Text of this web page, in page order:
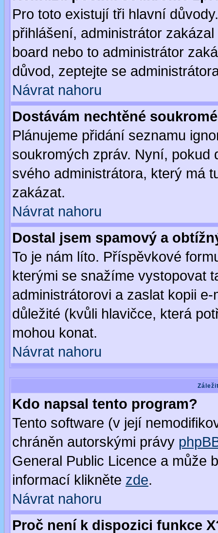
Pro toto existují tři hlavní
přihlášení, administrátor
board nebo to administrátor
důvod, zeptejte se
Návrat nahoru
Dostávám nechtěné
Plánujeme přidání seznamu
soukromých zpráv. Nyní, pokud
svého administrátora, který má
zakázat.
Návrat nahoru
Dostal jsem spamový a
To je nám líto. Příspěvkové
kterými se snažíme vystopovat
administrátorovi a zaslat kopii
důležité (kvůli hlavičce, která
mohou konat.
Návrat nahoru
Kdo napsal tento program?
Tento software (v její
chráněn autorskými právy
General Public Licence a může
informací klikněte zde.
Návrat nahoru
Proč není k dispozici funkce